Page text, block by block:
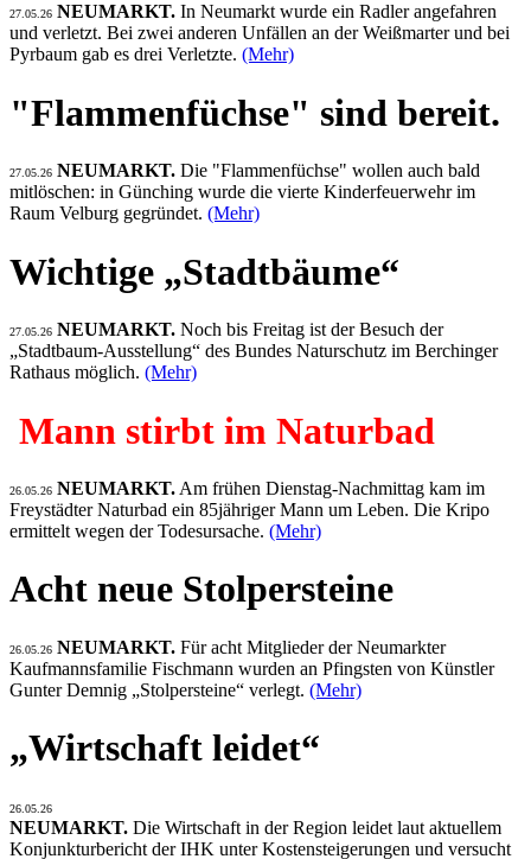
27.05.26 NEUMARKT. In Neumarkt wurde ein Radler angefahren
und verletzt. Bei zwei anderen Unfällen an der Weißmarter und bei
Pyrbaum gab es drei Verletzte. (Mehr)
"Flammenfüchse" sind bereit.
27.05.26 NEUMARKT. Die "Flammenfüchse" wollen auch bald
mitlöschen: in Günching wurde die vierte Kinderfeuerwehr im
Raum Velburg gegründet. (Mehr)
Wichtige „Stadtbäume“
27.05.26 NEUMARKT. Noch bis Freitag ist der Besuch der
„Stadtbaum-Ausstellung“ des Bundes Naturschutz im Berchinger
Rathaus möglich. (Mehr)
Mann stirbt im Naturbad
26.05.26 NEUMARKT. Am frühen Dienstag-Nachmittag kam im
Freystädter Naturbad ein 85jähriger Mann um Leben. Die Kripo
ermittelt wegen der Todesursache. (Mehr)
Acht neue Stolpersteine
26.05.26 NEUMARKT. Für acht Mitglieder der Neumarkter
Kaufmannsfamilie Fischmann wurden an Pfingsten von Künstler
Gunter Demnig „Stolpersteine“ verlegt. (Mehr)
„Wirtschaft leidet“
26.05.26
NEUMARKT. Die Wirtschaft in der Region leidet laut aktuellem
Konjunkturbericht der IHK unter Kostensteigerungen und versucht